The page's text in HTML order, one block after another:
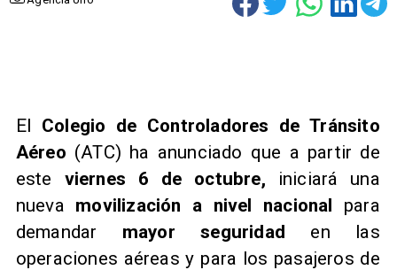
El Colegio de Controladores de Tránsito
Aéreo (ATC) ha anunciado que a partir de
este viernes 6 de octubre, iniciará una
nueva movilización a nivel nacional para
demandar mayor seguridad en las
operaciones aéreas y para los pasajeros de